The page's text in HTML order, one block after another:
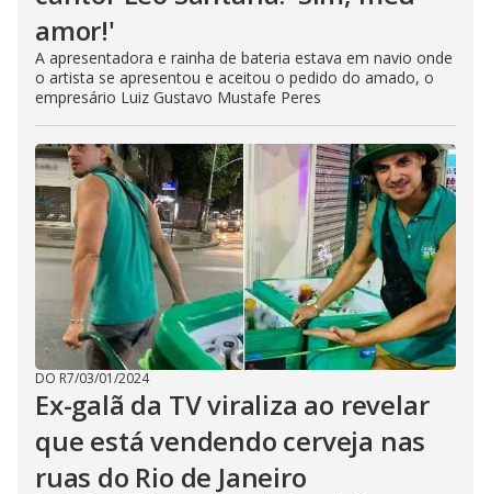
amor!'
A apresentadora e rainha de bateria estava em navio onde
o artista se apresentou e aceitou o pedido do amado, o
empresário Luiz Gustavo Mustafe Peres
DO R7/03/01/2024
Ex-galã da TV viraliza ao revelar
que está vendendo cerveja nas
ruas do Rio de Janeiro